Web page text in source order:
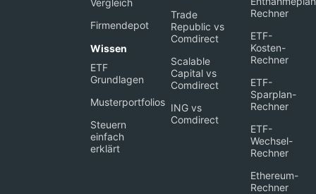
Firmendepot
Wissen
ETF
Grundlagen
Musterportfolios
Steuern
einfach
erklärt
Trade
Republic vs
Comdirect
Scalable
Capital vs
Comdirect
ING vs
Comdirect
Rechner
ETF-
Kosten-
Rechner
ETF-
Sparplan-
Rechner
ETF-
Wechsel-
Rechner
Ethereum-
Rechner